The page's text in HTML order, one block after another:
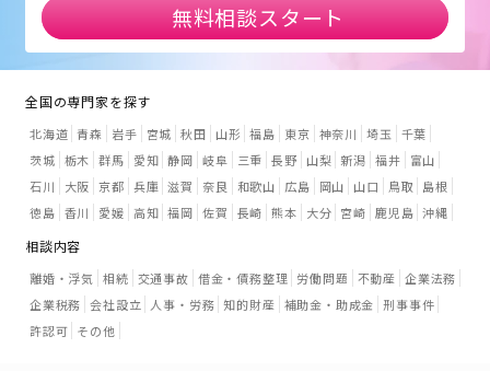
無料相談スタート
全国の専門家を探す
北海道 青森 岩手 宮城 秋田 山形 福島 東京 神奈川 埼玉
千葉
茨城 栃木 群馬 愛知 静岡 岐阜 三重 長野 山梨 新潟 福井
富山
石川
大阪 京都 兵庫 滋賀 奈良 和歌山 広島 岡山 山口 鳥取
島根
徳島 香川 愛媛 高知 福岡 佐賀 長崎 熊本 大分 宮崎 鹿児島 沖縄
相談内容
離婚・浮気 相続 交通事故 借金・債務整理 労働問題 不動産 企業法務
企業税務 会社設立 人事・労務 知的財産 補助金・助成金 刑事事件
許認可 その他